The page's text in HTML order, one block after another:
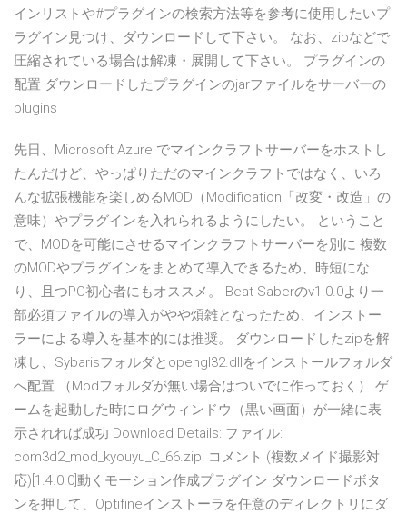
インリストや#プラグインの検索方法等を参考に使用したいプ
ラグイン見つけ、ダウンロードして下さい。 なお、zipなどで
圧縮されている場合は解凍・展開して下さい。 プラグインの
配置 ダウンロードしたプラグインのjarファイルをサーバーの
plugins
先日、Microsoft Azure でマインクラフトサーバーをホストし
たんだけど、やっぱりただのマインクラフトではなく、いろ
んな拡張機能を楽しめるMOD（Modification「改変・改造」の
意味）やプラグインを入れられるようにしたい。 ということ
で、MODを可能にさせるマインクラフトサーバーを別に 複数
のMODやプラグインをまとめて導入できるため、時短にな
り、且つPC初心者にもオススメ。 Beat Saberのv1.0.0より一
部必須ファイルの導入がやや煩雑となったため、インストー
ラーによる導入を基本的には推奨。 ダウンロードしたzipを解
凍し、Sybarisフォルダとopengl32.dllをインストールフォルダ
へ配置 （Modフォルダが無い場合はついでに作っておく） ゲ
ームを起動した時にログウィンドウ（黒い画面）が一緒に表
示されれば成功 Download Details: ファイル:
com3d2_mod_kyouyu_C_66.zip: コメント (複数メイド撮影対
応)[1.4.0.0]動くモーション作成プラグイン ダウンロードボタ
ンを押して、Optifineインストーラを任意のディレクトリにダ